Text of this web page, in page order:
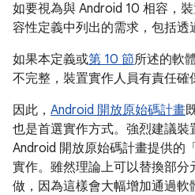
如要視為與 Android 10 相容，
容性定義中列出的需求，包括透
如果本定義或第 10 節所述的軟
不完整，裝置實作人員有責任確
因此， Android 開放原始碼計畫
也是首選實作方式。強烈建議裝
Android 開放原始碼計畫提供的
實作。雖然理論上可以替換部
做，因為這樣會大幅增加通過